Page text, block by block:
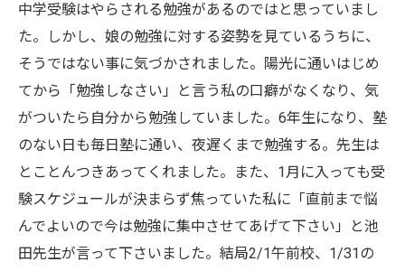
中学受験はやらされる勉強があるのではと思っていまし
た。しかし、娘の勉強に対する姿勢を見ているうちに、
そうではない事に気づかされました。陽光に通いはじめ
てから「勉強しなさい」と言う私の口癖がなくなり、気
がついたら自分から勉強していました。6年生になり、塾
のない日も毎日塾に通い、夜遅くまで勉強する。先生は
とことんつきあってくれました。また、1月に入っても受
験スケジュールが決まらず焦っていた私に「直前まで悩
んでよいので今は勉強に集中させてあげて下さい」と池
田先生が言って下さいました。結局2/1午前校、1/31の